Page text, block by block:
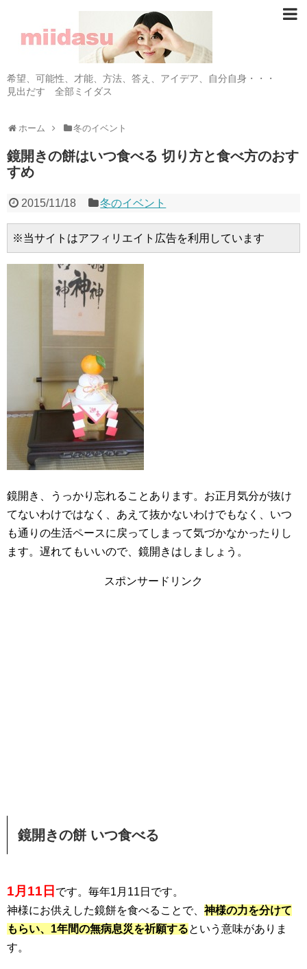
希望、可能性、才能、方法、答え、アイデア、自分自身・・・
見出だす 全部ミイダス
ホーム 冬のイベント
鏡開きの餅はいつ食べる 切り方と食べ方のおす
すめ
2015/11/18 冬のイベント
※当サイトはアフィリエイト広告を利用しています
鏡開き、うっかり忘れることあります。お正月気分が抜け
てないわけではなく、あえて抜かないわけでもなく、いつ
も通りの生活ペースに戻ってしまって気づかなかったりし
ます。遅れてもいいので、鏡開きはしましょう。
スポンサードリンク
鏡開きの餅 いつ食べる
1月11日 です。毎年1月11日です。
神様にお供えした鏡餅を食べることで、神様の力を分けて
もらい、1年間の無病息災を祈願するという意味がありま
す。